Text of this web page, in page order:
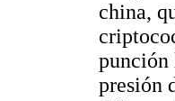
china,
punción
presión